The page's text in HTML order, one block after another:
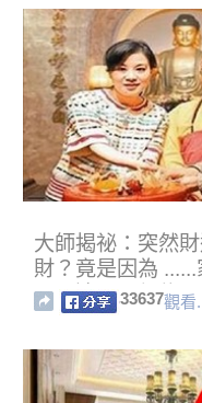
大師揭祕：突然
財？竟是因為
了！連明星都信！
33637觀看.